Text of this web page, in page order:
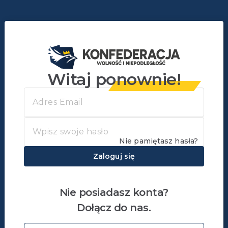
Witaj ponownie!
Nie pamiętasz hasła?
Zaloguj się
Nie posiadasz konta?
Dołącz do nas.